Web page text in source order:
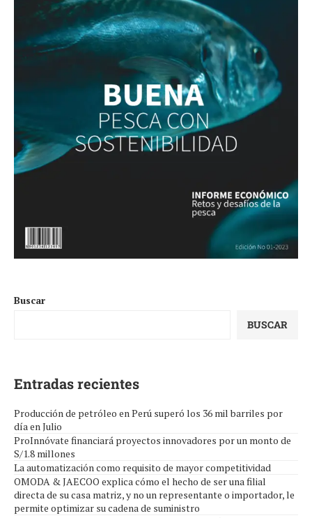
Buscar
BUSCAR
Entradas recientes
Producción de petróleo en Perú superó los 36 mil barriles por
día en Julio
ProInnóvate financiará proyectos innovadores por un monto de
S/1.8 millones
La automatización como requisito de mayor competitividad
OMODA & JAECOO explica cómo el hecho de ser una filial
directa de su casa matriz, y no un representante o importador, le
permite optimizar su cadena de suministro